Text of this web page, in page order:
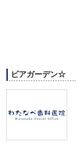
ビアガーデン☆